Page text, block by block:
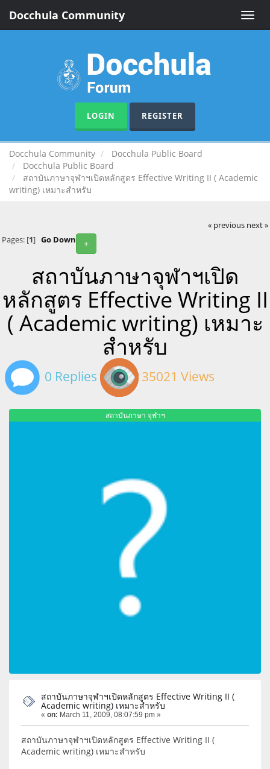
Toggle
Docchula Community
LOGIN REGISTER
Docchula Community
Docchula Public Board
Docchula Public Board
สถาบันภาษาจุฬาฯเปิดหลักสูตร Effective Writing II ( Academic
writing) เหมาะสำหรับ
« previous next »
+
Pages: [1] Go Down
สถาบันภาษาจุฬาฯเปิด
หลักสูตร Effective Writing II
( Academic writing) เหมาะ
สำหรับ
0 Replies 35021 Views
สถาบันภาษา จุฬาฯ
สถาบันภาษาจุฬาฯเปิดหลักสูตร Effective Writing II (
Academic writing) เหมาะสำหรับ
« on: March 11, 2009, 08:07:59 pm »
สถาบันภาษาจุฬาฯเปิดหลักสูตร Effective Writing II (
Academic writing) เหมาะสำหรับ